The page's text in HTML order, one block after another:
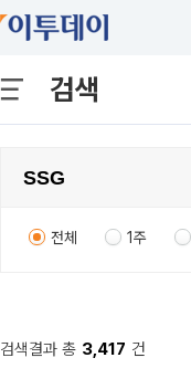
검색
전체 1주
검색결과 총 3,417 건